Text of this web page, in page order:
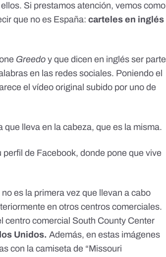
Si prestamos atención, vemos como
que no es España: carteles en inglés
Greedo y que dicen en inglés ser parte
en las redes sociales. Poniendo el
el vídeo original subido por uno de
lleva en la cabeza, que es la misma.
de Facebook, donde pone que vive
es la primera vez que llevan a cabo
en otros centros comerciales.
centro comercial South County Center
Unidos.Además, en estas imágenes
con la camiseta de “Missouri